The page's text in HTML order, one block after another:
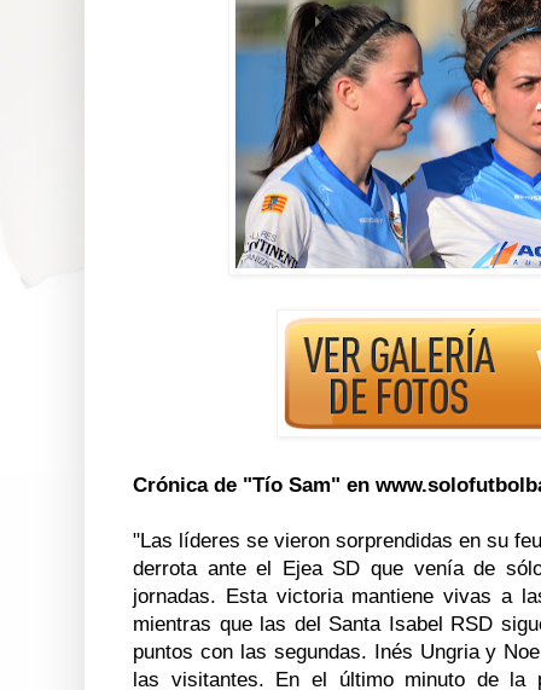
Crónica de "Tío Sam" en
"Las líderes se vieron sorprendidas en su
derrota ante el Ejea SD que venía de
jornadas. Esta victoria mantiene vivas a
mientras que las del Santa Isabel RSD
puntos con las segundas. Inés Ungria y
las visitantes. En el último minuto de la